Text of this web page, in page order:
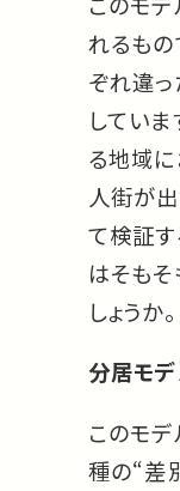
れるもの
ぞれ違
してい
る地域
人街が
て検証す
はそも
しょうか。
分居モ
このモ
種の“差